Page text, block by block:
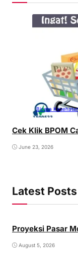
Bicara
Cek Klik BPOM
June 23, 2026
Latest Posts
Proyeksi Pasar
August 5, 2026